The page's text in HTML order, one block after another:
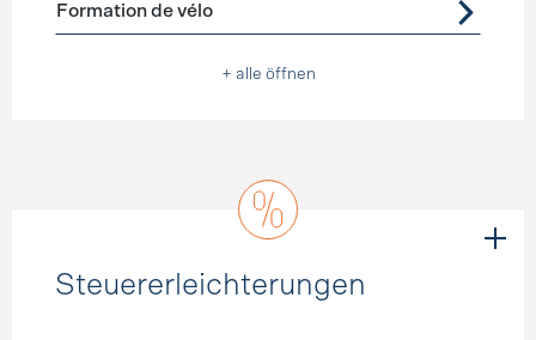
Formation de vélo
+ alle öffnen
Steuererleichterungen